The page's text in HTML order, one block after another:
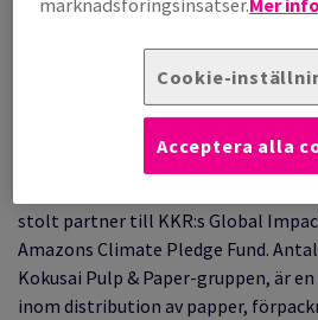
CMC Packaging Automation är en
helautomatiserade, perfekt
stolt partner till KKR:s Global
Amazons Climate Pledge Fund.
Kokusai Pulp & Paper-gruppen, är
inom distribution av papper,
Cookie-
Acceptera alla